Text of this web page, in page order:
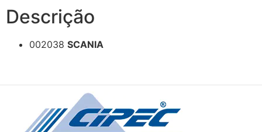
Descrição
002038 SCANIA